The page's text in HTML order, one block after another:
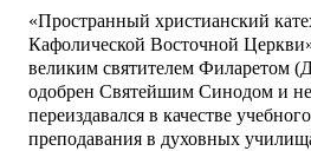
«Пространный христианский
Кафолической Восточной
великим святителем Филаретом
одобрен Святейшим Синодом и
переиздавался в качестве
преподавания в духовных